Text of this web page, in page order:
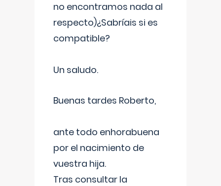
no encontramos nada al
respecto)¿Sabríais si es
compatible?
Un saludo.
Buenas tardes Roberto,
ante todo enhorabuena
por el nacimiento de
vuestra hija.
Tras consultar la